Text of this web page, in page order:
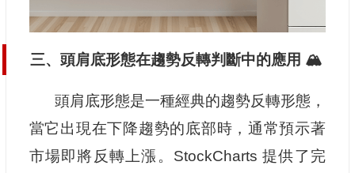
三、頭肩底形態在趨勢反轉判斷中的應用 🏔️
頭肩底形態是一種經典的趨勢反轉形態，
當它出現在下降趨勢的底部時，通常預示著
市場即將反轉上漲。StockCharts 提供了完